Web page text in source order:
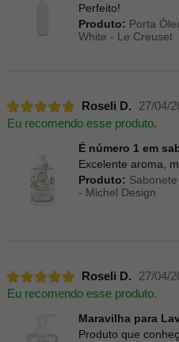
Perfeito!
Produto: Porta
White - Le Creuset
Roseli D.
27/04/
Eu recomendo esse produto.
É número 1 em
Excelente aroma,
Produto:
- Michel Design
Roseli D.
27/04/
Eu recomendo esse produto.
Maravilha para
Produto que